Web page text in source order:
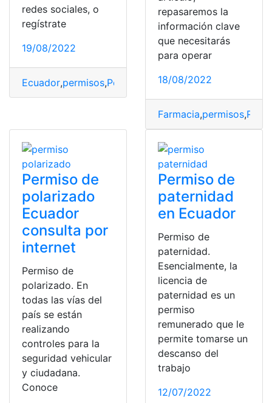
redes sociales, o
regístrate
19/08/2022
Ecuador,permisos,Polarizados,Requisitos,
repasaremos la
información clave
que necesitarás
para operar
18/08/2022
Farmacia,permisos,
Permiso de
polarizado
Ecuador
consulta por
internet
Permiso de
polarizado. En
todas las vías del
país se están
realizando
controles para la
seguridad vehicular
y ciudadana.
Conoce
Permiso de
paternidad
en Ecuador
Permiso de
paternidad.
Esencialmente, la
licencia de
paternidad es un
permiso
remunerado que le
permite tomarse un
descanso del
trabajo
12/07/2022